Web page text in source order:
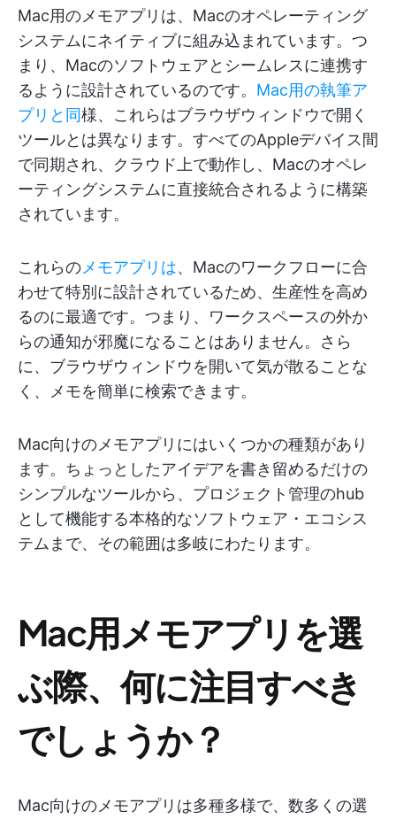
Mac用のメモアプリは、Macのオペレーティング
システムにネイティブに組み込まれています。つ
まり、Macのソフトウェアとシームレスに連携す
るように設計されているのです。 Mac用の執筆ア
プリと同様、これらはブラウザウィンドウで開く
ツールとは異なります。すべてのAppleデバイス間
で同期され、クラウド上で動作し、Macのオペレ
ーティングシステムに直接統合されるように構築
されています。
これらのメモアプリは、Macのワークフローに合
わせて特別に設計されているため、生産性を高め
るのに最適です。つまり、ワークスペースの外か
らの通知が邪魔になることはありません。さら
に、ブラウザウィンドウを開いて気が散ることな
く、メモを簡単に検索できます。
Mac向けのメモアプリにはいくつかの種類があり
ます。ちょっとしたアイデアを書き留めるだけの
シンプルなツールから、プロジェクト管理のhub
として機能する本格的なソフトウェア・エコシス
テムまで、その範囲は多岐にわたります。
Mac用メモアプリを選
ぶ際、何に注目すべき
でしょうか？
Mac向けのメモアプリは多種多様で、数多くの選